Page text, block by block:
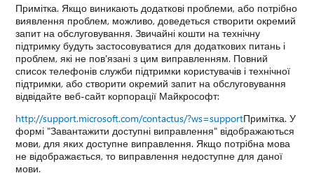
Примітка. Якщо виникають додаткові проблеми, або потрібно
виявлення проблем, можливо, доведеться створити окремий
запит на обслуговування. Звичайні кошти на технічну
підтримку будуть застосовуватися для додаткових питань і
проблем, які не пов'язані з цим виправленням. Повний
список телефонів служби підтримки користувачів і технічної
підтримки, або створити окремий запит на обслуговування
відвідайте веб-сайт корпорації Майкрософт:
http://support.microsoft.com/contactus/?ws=supportПримітка. У
формі "Завантажити доступні виправлення" відображаються
мови, для яких доступне виправлення. Якщо потрібна мова
не відображається, то виправлення недоступне для даної
мови.